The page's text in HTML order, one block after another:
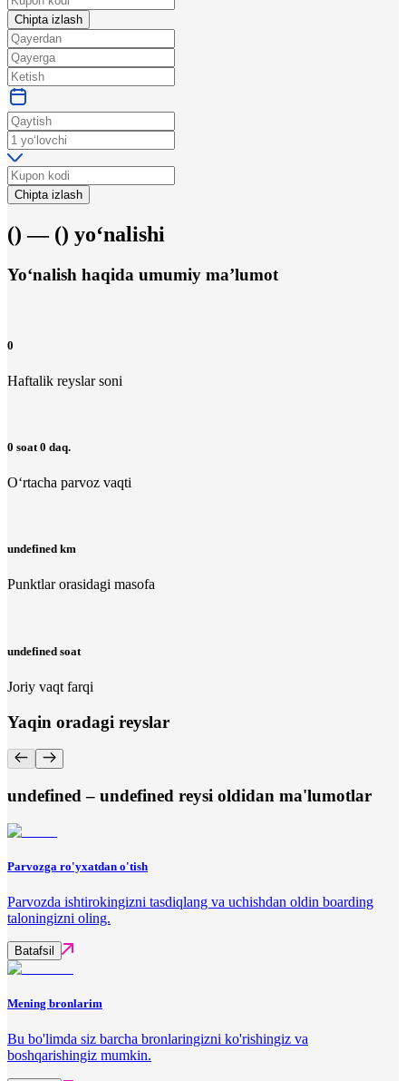
Chipta izlash
Chipta izlash
() — () yo‘nalishi
Yo‘nalish haqida umumiy ma’lumot
0
Haftalik reyslar soni
0 soat 0 daq.
O‘rtacha parvoz vaqti
undefined km
Punktlar orasidagi masofa
undefined soat
Joriy vaqt farqi
Yaqin oradagi reyslar
undefined – undefined reysi oldidan ma'lumotlar
Parvozga ro'yxatdan o'tish
Parvozda ishtirokingizni tasdiqlang va uchishdan oldin boarding
taloningizni oling.
Batafsil
Mening bronlarim
Bu bo'limda siz barcha bronlaringizni ko'rishingiz va
boshqarishingiz mumkin.